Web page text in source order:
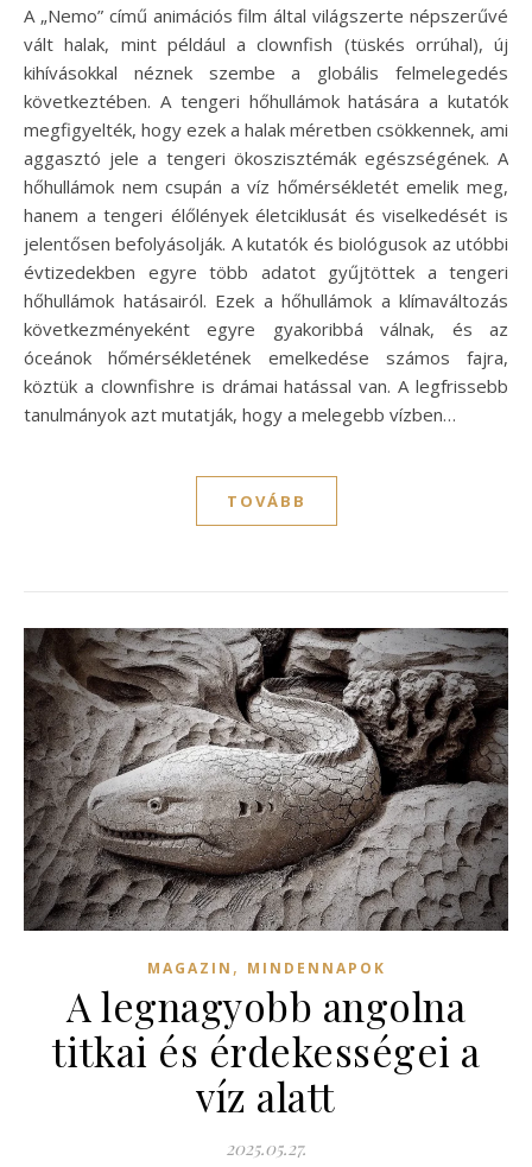
A „Nemo” című animációs film által világszerte népszerűvé
vált halak, mint például a clownfish (tüskés orrúhal), új
kihívásokkal néznek szembe a globális felmelegedés
következtében. A tengeri hőhullámok hatására a kutatók
megfigyelték, hogy ezek a halak méretben csökkennek, ami
aggasztó jele a tengeri ökoszisztémák egészségének. A
hőhullámok nem csupán a víz hőmérsékletét emelik meg,
hanem a tengeri élőlények életciklusát és viselkedését is
jelentősen befolyásolják. A kutatók és biológusok az utóbbi
évtizedekben egyre több adatot gyűjtöttek a tengeri
hőhullámok hatásairól. Ezek a hőhullámok a klímaváltozás
következményeként egyre gyakoribbá válnak, és az
óceánok hőmérsékletének emelkedése számos fajra,
köztük a clownfishre is drámai hatással van. A legfrissebb
tanulmányok azt mutatják, hogy a melegebb vízben…
TOVÁBB
MAGAZIN , MINDENNAPOK
A legnagyobb angolna
titkai és érdekességei a
víz alatt
2025.05.27.